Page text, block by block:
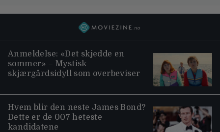
Anmeldelse: «Det skjedde en
sommer» – Mystisk
skjærgårdsidyll som overbeviser
Hvem blir den neste James Bond?
Dette er de 007 heteste
kandidatene